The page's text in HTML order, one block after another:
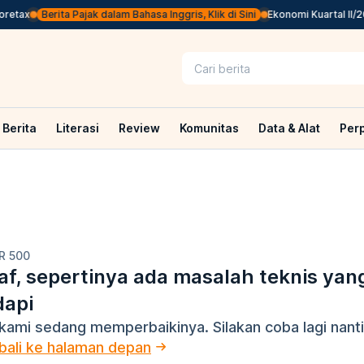
Berita Pajak dalam Bahasa Inggris, Klik di Sini Ekonomi Kuartal II/
Berita Literasi Review Komunitas Data & Alat
500
sepertinya ada masalah teknis
sedang memperbaikinya. Silakan coba lagi
ke halaman depan